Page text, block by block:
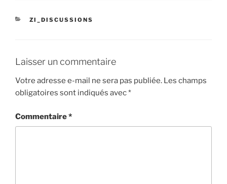
CATÉGORIES
ZI_DISCUSSIONS
Laisser un commentaire
Votre adresse e-mail ne sera pas publiée. Les champs
obligatoires sont indiqués avec*
Commentaire*